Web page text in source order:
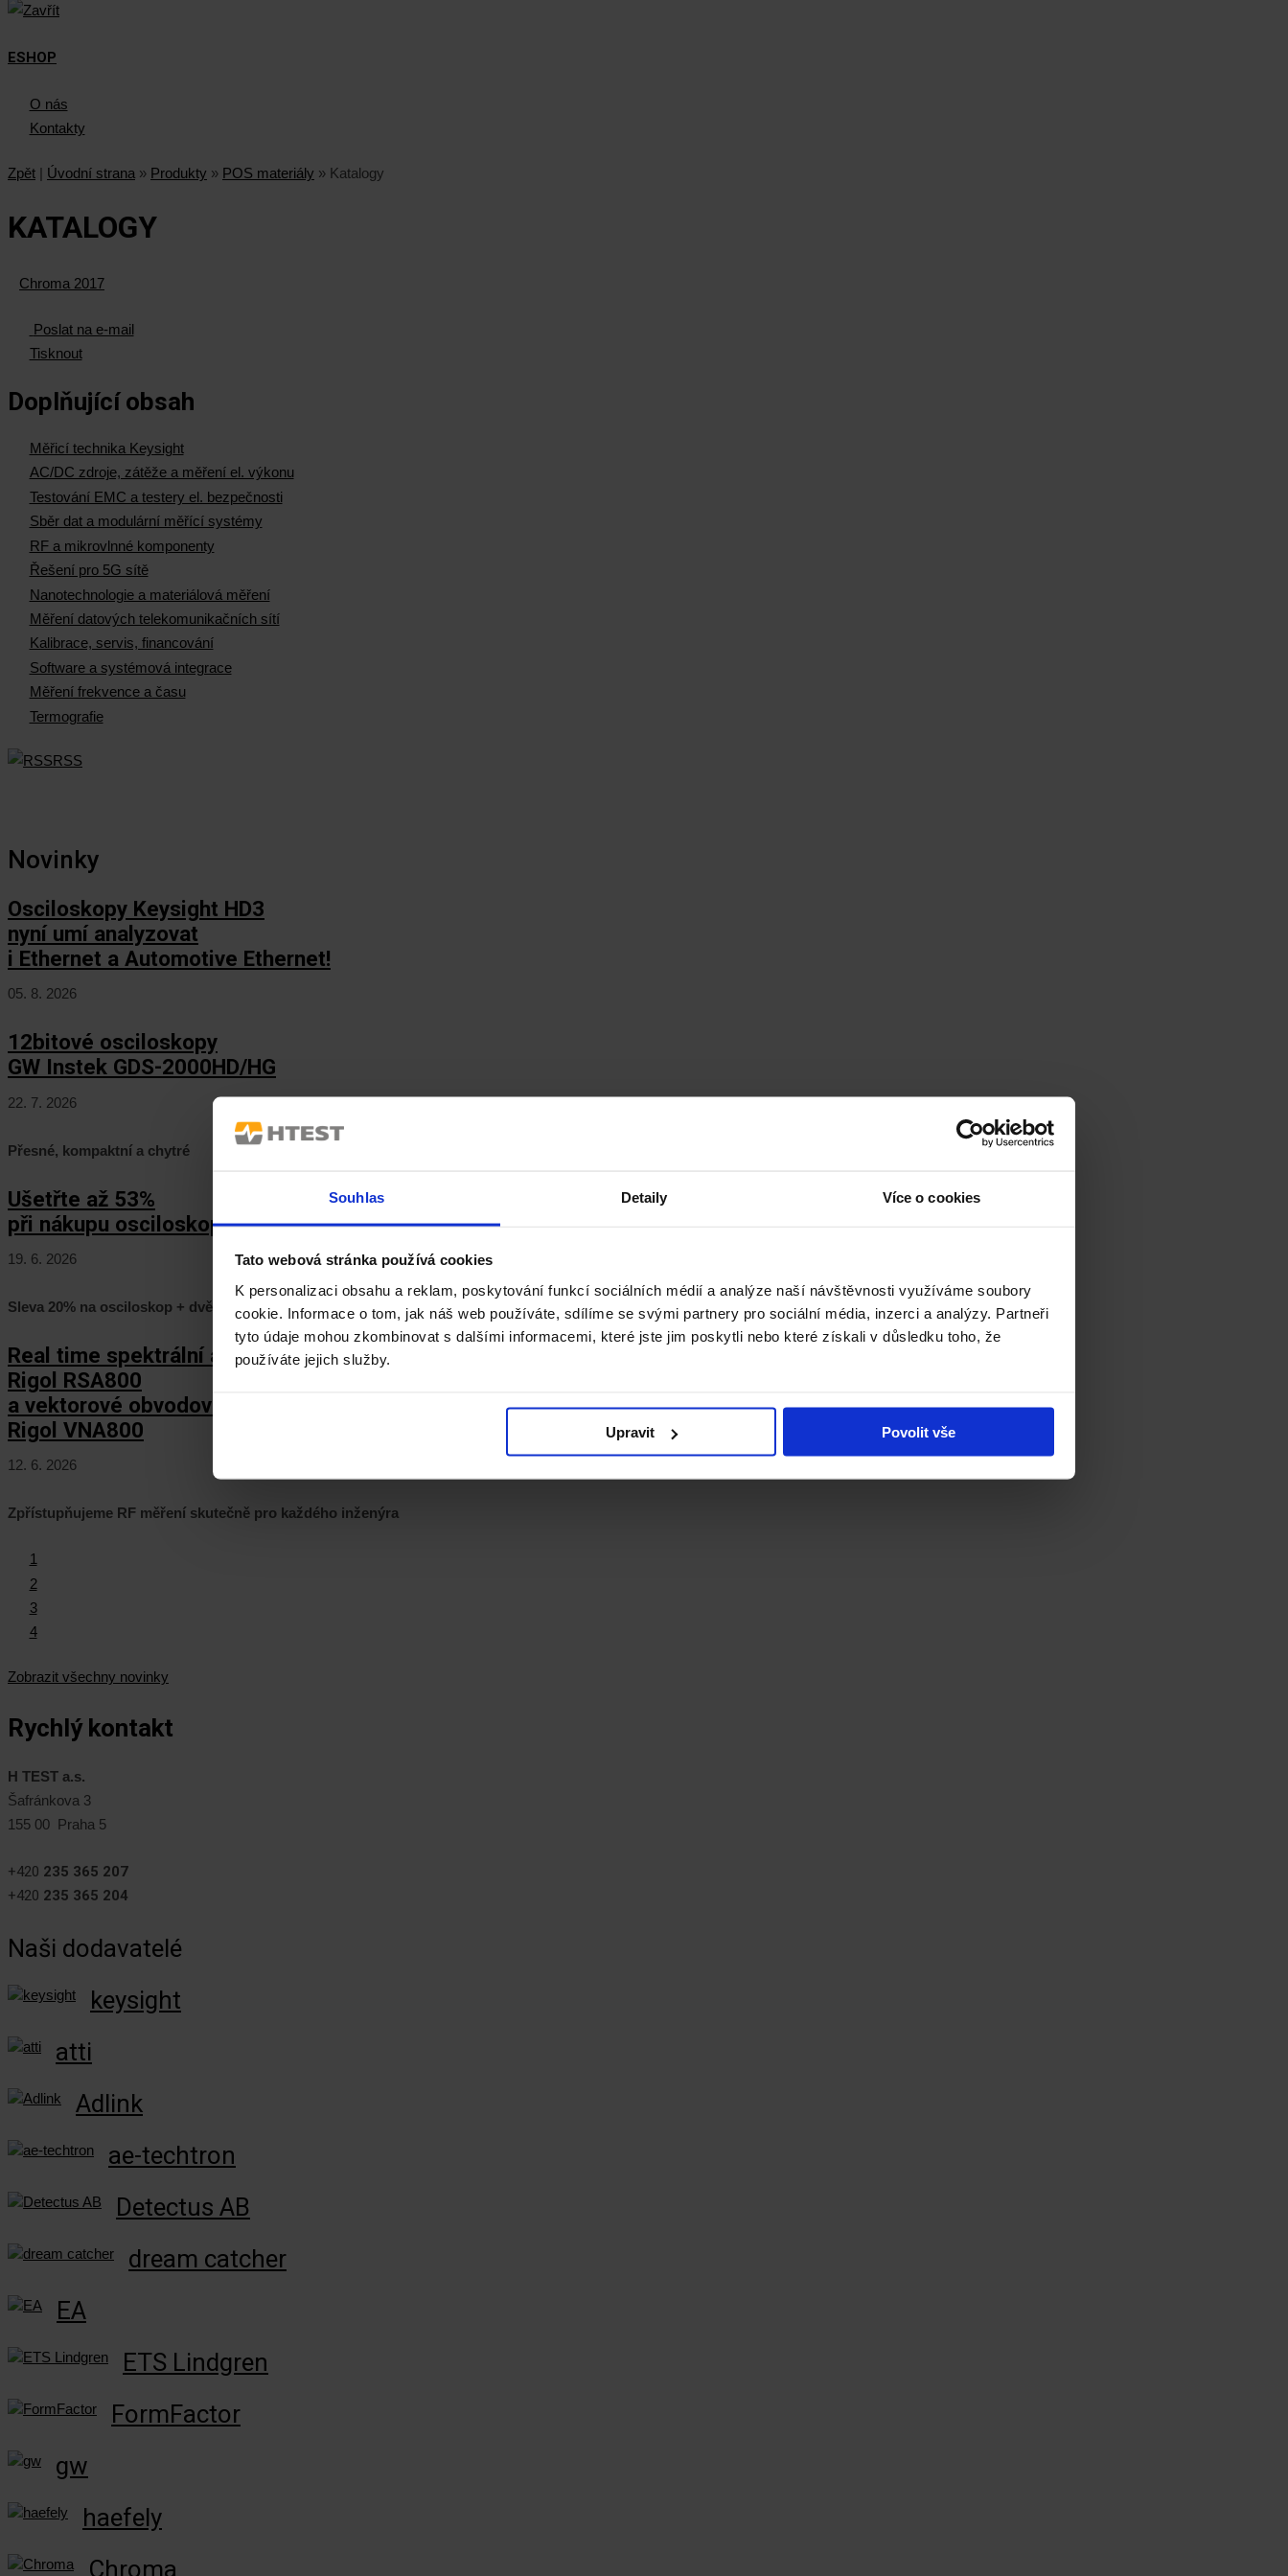
Souhlas Detaily Více o cookies
Tato webová stránka používá cookies
K personalizaci obsahu a reklam, poskytování funkcí sociálních médií a analýze naší návštěvnosti využíváme soubory
cookie. Informace o tom, jak náš web používáte, sdílíme se svými partnery pro sociální média, inzerci a analýzy. Partneři
tyto údaje mohou zkombinovat s dalšími informacemi, které jste jim poskytli nebo které získali v důsledku toho, že
používáte jejich služby.
Upravit Povolit vše
ESHOP
O nás
Kontakty
Zpět | Úvodní strana » Produkty » POS materiály » Katalogy
KATALOGY
Chroma 2017
Poslat na e-mail
Tisknout
Doplňující obsah
Měřicí technika Keysight
AC/DC zdroje, zátěže a měření el. výkonu
Testování EMC a testery el. bezpečnosti
Sběr dat a modulární měřící systémy
RF a mikrovlnné komponenty
Řešení pro 5G sítě
Nanotechnologie a materiálová měření
Měření datových telekomunikačních sítí
Kalibrace, servis, financování
Software a systémová integrace
Měření frekvence a času
Termografie
RSS
Novinky
Osciloskopy Keysight HD3
nyní umí analyzovat
i Ethernet a Automotive Ethernet!
05. 8. 2026
12bitové osciloskopy
GW Instek GDS-2000HD/HG
22. 7. 2026
Přesné, kompaktní a chytré
Ušetřte až 53%
při nákupu osciloskopů Keysight HD3!
19. 6. 2026
Sleva 20% na osciloskop + dvě rozšíření zcela ZDARMA
Real time spektrální analyzátory
Rigol RSA800
a vektorové obvodové analyzátory
Rigol VNA800
12. 6. 2026
Zpřístupňujeme RF měření skutečně pro každého inženýra
1
2
3
4
Zobrazit všechny novinky
Rychlý kontakt
H TEST a.s.
Šafránkova 3
155 00 Praha 5
+420 235 365 207
+420 235 365 204
Naši dodavatelé
keysight
atti
Adlink
ae-techtron
Detectus AB
dream catcher
EA
ETS Lindgren
FormFactor
gw
haefely
Chroma